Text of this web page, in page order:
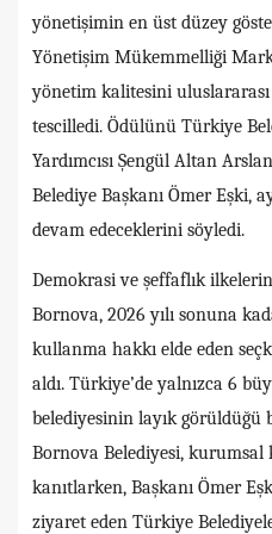
yönetişimin en üst düzey
Yönetişim Mükemmelliği
yönetim kalitesini
tescilledi. Ödülünü Türkiye
Yardımcısı Şengül Altan
Belediye Başkanı Ömer Eşki,
devam edeceklerini söyledi.
Demokrasi ve şeffaflık
Bornova, 2026 yılı sonuna
kullanma hakkı elde eden
aldı. Türkiye’de yalnızca 6
belediyesinin layık görüldüğü
Bornova Belediyesi,
kanıtlarken, Başkanı Ömer
ziyaret eden Türkiye